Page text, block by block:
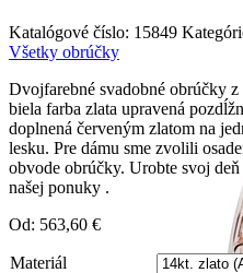
Katalógové číslo: 15849
Všetky obrúčky
Dvojfarebné svadobné obrúčky
biela farba zlata upravená
doplnená červeným zlatom na
lesku. Pre dámu sme zvolili
obvode obrúčky. Urobte svoj
našej ponuky .
Od: 563,60 €
Materiál